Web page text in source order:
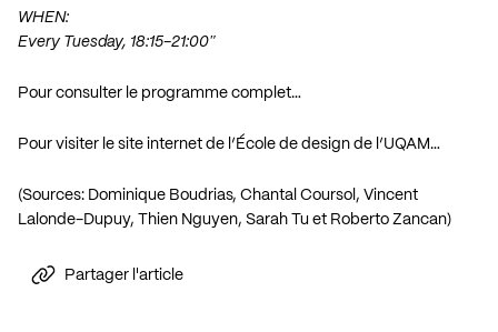
WHEN:
Every Tuesday, 18:15-21:00″
Pour consulter le programme complet…
Pour visiter le site internet de l’École de design de l’UQAM…
(Sources: Dominique Boudrias, Chantal Coursol, Vincent
Lalonde-Dupuy, Thien Nguyen, Sarah Tu et Roberto Zancan)
Partager l'article